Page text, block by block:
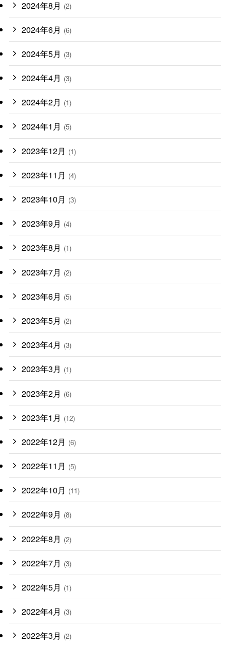
2024年8月 (2)
2024年6月 (6)
2024年5月 (3)
2024年4月 (3)
2024年2月 (1)
2024年1月 (5)
2023年12月 (1)
2023年11月 (4)
2023年10月 (3)
2023年9月 (4)
2023年8月 (1)
2023年7月 (2)
2023年6月 (5)
2023年5月 (2)
2023年4月 (3)
2023年3月 (1)
2023年2月 (6)
2023年1月 (12)
2022年12月 (6)
2022年11月 (5)
2022年10月 (11)
2022年9月 (8)
2022年8月 (2)
2022年7月 (3)
2022年5月 (1)
2022年4月 (3)
2022年3月 (2)